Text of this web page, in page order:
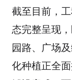
截至目前，
态完整呈现
园路、广场
化种植正全